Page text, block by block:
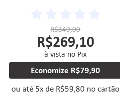
R$349,00
R$269,10
à vista no Pix
Economize R$79,90
ou até 5xde R$59,80 no cartão